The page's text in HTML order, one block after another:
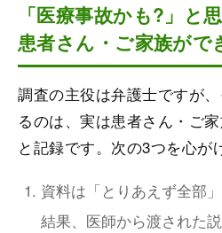
「医療事故かも?」と
患者さん・ご家族がで
調査の主役は弁護士ですが
るのは、実は患者さん・ご
と記録です。次の3つを心が
資料は「とりあえず全部
結果、医師から渡された